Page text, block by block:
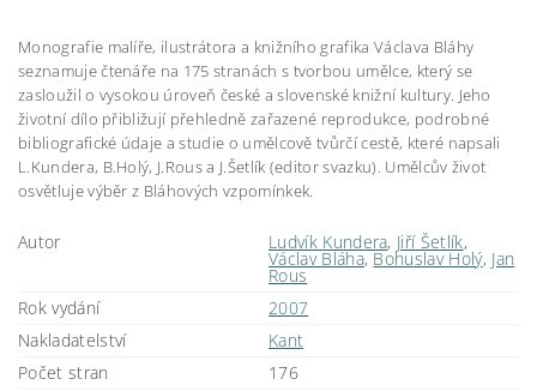
Monografie malíře, ilustrátora a knižního grafika Václava Bláhy
seznamuje čtenáře na 175 stranách s tvorbou umělce, který se
zasloužil o vysokou úroveň české a slovenské knižní kultury. Jeho
životní dílo přibližují přehledně zařazené reprodukce, podrobné
bibliografické údaje a studie o umělcově tvůrčí cestě, které napsali
L.Kundera, B.Holý, J.Rous a J.Šetlík (editor svazku). Umělcův život
osvětluje výběr z Bláhových vzpomínkek.
Autor Ludvík Kundera, Jiří Šetlík,
Václav Bláha,Bohuslav Holý, Jan
Rous
Rok vydání
2007
Nakladatelství
Kant
Počet stran
176